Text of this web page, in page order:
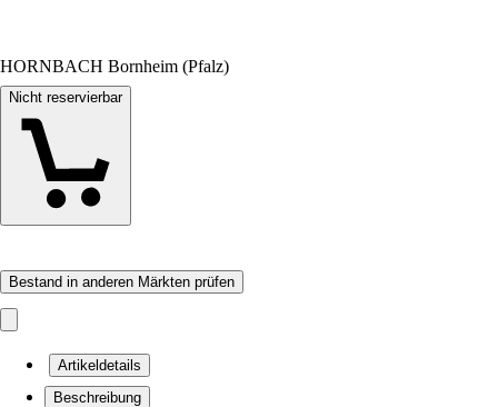
HORNBACH Bornheim (Pfalz)
Nicht reservierbar
Bestand in anderen Märkten prüfen
Artikeldetails
Beschreibung